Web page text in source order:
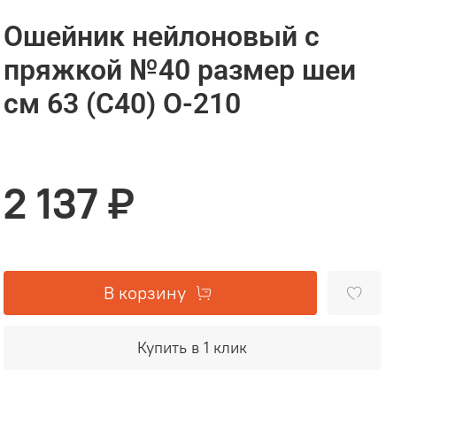
Ошейник нейлоновый с
пряжкой №40 размер шеи
см 63 (С40) О-210
2 137 ₽
В корзину
Купить в 1 клик